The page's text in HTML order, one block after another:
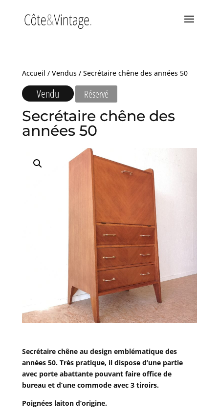
Accueil / Vendus/ Secrétaire chêne des années 50
Vendu Réservé
Secrétaire chêne des
années 50
Secrétaire chêne au design emblématique des
années 50. Très pratique, il dispose d’une partie
avec porte abattante pouvant faire office de
bureau et d’une commode avec 3 tiroirs.
Poignées laiton d’origine.